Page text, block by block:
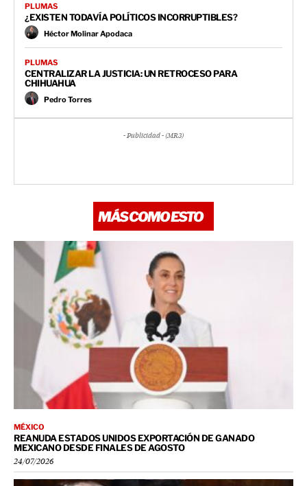
PLUMAS
¿EXISTEN TODAVÍA POLÍTICOS INCORRUPTIBLES?
Héctor Molinar Apodaca
PLUMAS
CENTRALIZAR LA JUSTICIA: UN RETROCESO PARA
CHIHUAHUA
Pedro Torres
- Publicidad - (MR3)
MÁS COMO ESTO
MÉXICO
REANUDA ESTADOS UNIDOS EXPORTACIÓN DE GANADO
MEXICANO DESDE FINALES DE AGOSTO
24/07/2026